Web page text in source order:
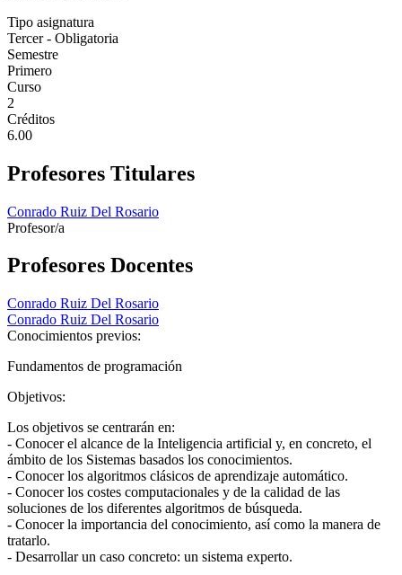
Tipo asignatura
Tercer - Obligatoria
Semestre
Primero
Curso
2
Créditos
6.00
Profesores Titulares
Conrado Ruiz Del Rosario
Profesor/a
Profesores Docentes
Conrado Ruiz Del Rosario
Conrado Ruiz Del Rosario
Conocimientos previos:
Fundamentos de programación
Objetivos:
Los objetivos se centrarán en:
- Conocer el alcance de la Inteligencia artificial y, en concreto, el
ámbito de los Sistemas basados los conocimientos.
- Conocer los algoritmos clásicos de aprendizaje automático.
- Conocer los costes computacionales y de la calidad de las
soluciones de los diferentes algoritmos de búsqueda.
- Conocer la importancia del conocimiento, así como la manera de
tratarlo.
- Desarrollar un caso concreto: un sistema experto.